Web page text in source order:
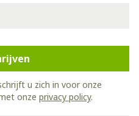
u zich in voor onze
onze privacy policy.